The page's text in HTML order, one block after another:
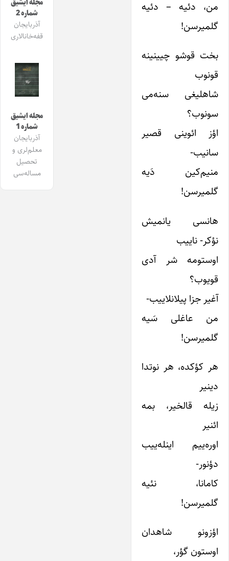
من، دئیه – دئیه
گلمیرسن!
بخت قوشو چیینینه
قونوب
شاهلیغی سنه‌می
سونوب؟
اؤز ائوینی قصیر
سانیب-
منیم‌کین دَیه
گلمیرسن!
هانسی یانمیش
نؤکر- ناییب
اوستومه شر آدی
قویوب؟
آغیر جزا پیلانلاییب-
من عاغلی سَیه
گلمیرسن!
هر کؤکده، هر نوتدا
دینیر
زیله قالخیر، بمه
ائنیر
اوره‌ییم اینله‌ییب
دؤنور-
کامانا، نئیه
گلمیرسن!
اؤزونو شاهدان
اوستون گؤر،
مجله ایشیق
شماره 2
آذربایجان
قفه‌خانالاری
مجله ایشیق
شماره 1
آذربایجان
معلم‌لری و
تحصیل
مساله‌سی